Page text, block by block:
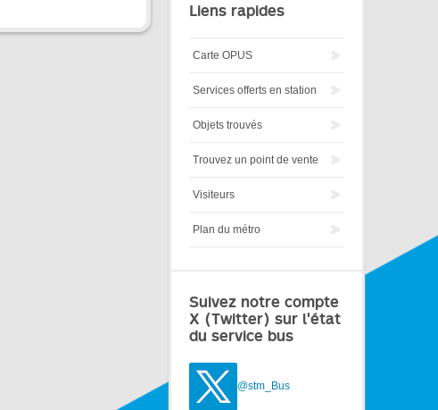
Liens rapides
Carte OPUS
Services offerts en station
Objets trouvés
Trouvez un point de vente
Visiteurs
Plan du métro
Suivez notre compte
X (Twitter) sur l'état
du service bus
@stm_Bus